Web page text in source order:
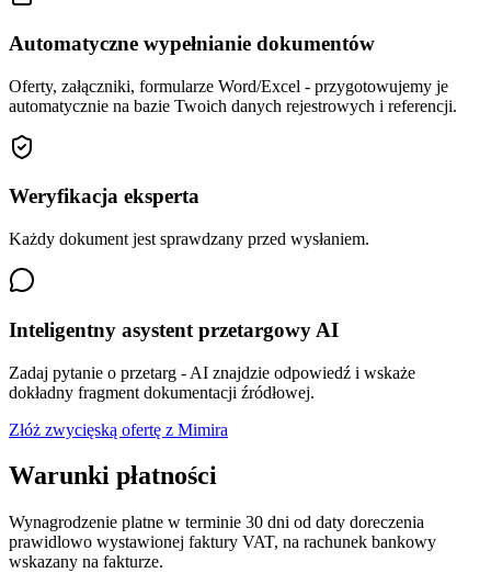
Automatyczne wypełnianie dokumentów
Oferty, załączniki, formularze Word/Excel - przygotowujemy je
automatycznie na bazie Twoich danych rejestrowych i referencji.
Weryfikacja eksperta
Każdy dokument jest sprawdzany przed wysłaniem.
Inteligentny asystent przetargowy AI
Zadaj pytanie o przetarg - AI znajdzie odpowiedź i wskaże
dokładny fragment dokumentacji źródłowej.
Złóż zwycięską ofertę z Mimira
Warunki płatności
Wynagrodzenie platne w terminie 30 dni od daty doreczenia
prawidlowo wystawionej faktury VAT, na rachunek bankowy
wskazany na fakturze.